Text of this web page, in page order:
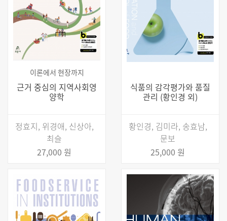
이론에서 현장까지
근거 중심의 지역사회영
양학
정효지, 위경애, 신상아,
최슬
27,000 원
식품의 감각평가와 품질
관리 (황인경 외)
황인경, 김미라, 송효남,
문보
25,000 원